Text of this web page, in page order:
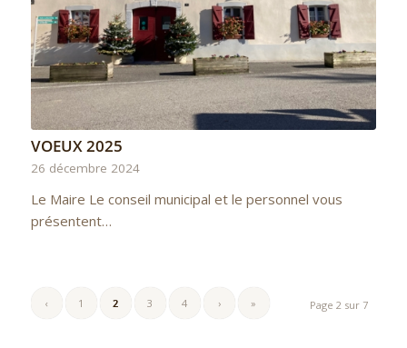
VOEUX 2025
26 décembre 2024
Le Maire Le conseil municipal et le personnel vous
présentent…
Page 2 sur 7
‹ 1 2 3 4 › »